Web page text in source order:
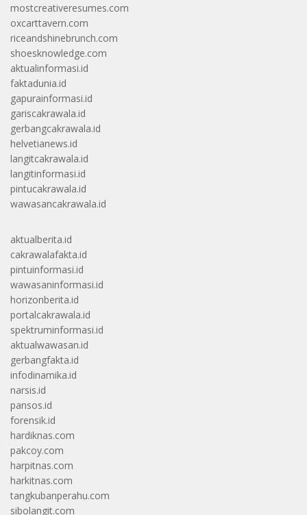
mostcreativeresumes.com
oxcarttavern.com
riceandshinebrunch.com
shoesknowledge.com
aktualinformasi.id
faktadunia.id
gapurainformasi.id
gariscakrawala.id
gerbangcakrawala.id
helvetianews.id
langitcakrawala.id
langitinformasi.id
pintucakrawala.id
wawasancakrawala.id
aktualberita.id
cakrawalafakta.id
pintuinformasi.id
wawasaninformasi.id
horizonberita.id
portalcakrawala.id
spektruminformasi.id
aktualwawasan.id
gerbangfakta.id
infodinamika.id
narsis.id
pansos.id
forensik.id
hardiknas.com
pakcoy.com
harpitnas.com
harkitnas.com
tangkubanperahu.com
sibolangit.com